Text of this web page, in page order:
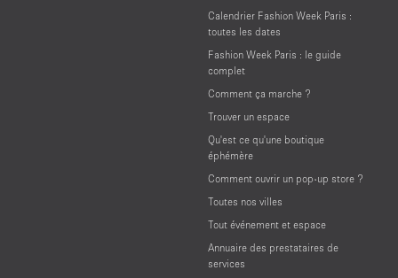
Calendrier Fashion Week Paris :
toutes les dates
Fashion Week Paris : le guide
complet
Comment ça marche ?
Trouver un espace
Qu'est ce qu'une boutique
éphémère
Comment ouvrir un pop-up store ?
Toutes nos villes
Tout événement et espace
Annuaire des prestataires de
services